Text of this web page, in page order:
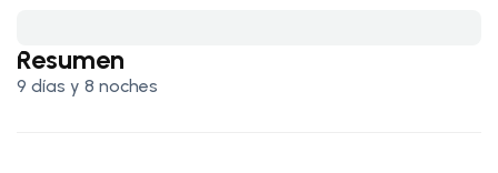
Resumen
9 días y 8 noches